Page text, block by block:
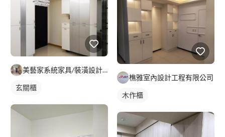
美藝家系統家具/裝潢設計/統包服務
玄關櫃
樵雅室內設計工程有限公司
木作櫃